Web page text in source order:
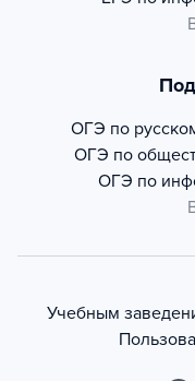
ОГЭ по
ОГЭ по
ОГЭ по
Учебным